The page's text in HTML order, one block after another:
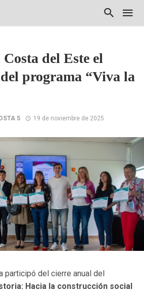
del Este el
programa “Viva la
5 19 de noviembre de 2025
participó del cierre anual del
Hacia la construcción social